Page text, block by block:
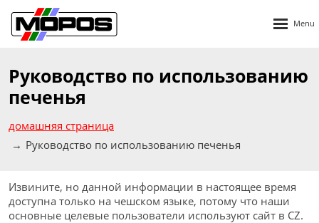
Руководство по использованию
печенья
домашняя страница
Руководство по использованию печенья
Извините, но данной информации в настоящее время
доступна только на чешском языке, потому что наши
основные целевые пользователи используют сайт в CZ.